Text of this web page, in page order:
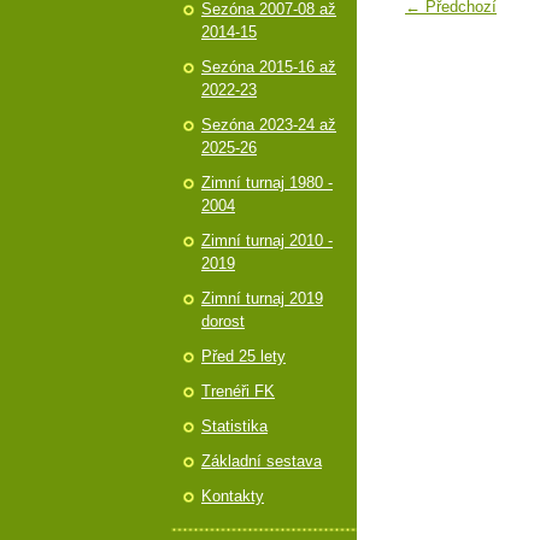
← Předchozí
Sezóna 2007-08 až
2014-15
Sezóna 2015-16 až
2022-23
Sezóna 2023-24 až
2025-26
Zimní turnaj 1980 -
2004
Zimní turnaj 2010 -
2019
Zimní turnaj 2019
dorost
Před 25 lety
Trenéři FK
Statistika
Základní sestava
Kontakty